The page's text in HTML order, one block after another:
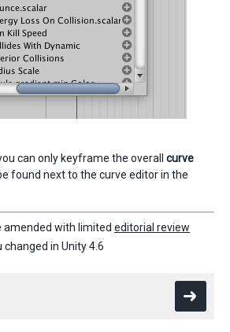
can only keyframe the overall curve
found next to the curve editor in the
amended with limited editorial review
in Unity 4.6